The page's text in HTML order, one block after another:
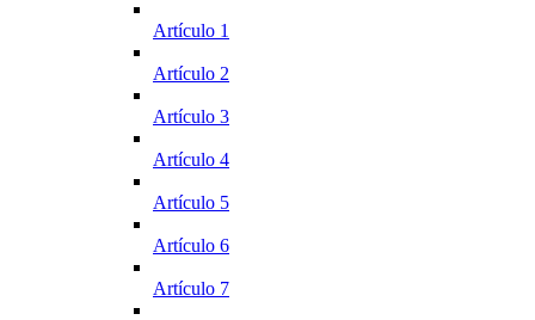
Artículo 1
Artículo 2
Artículo 3
Artículo 4
Artículo 5
Artículo 6
Artículo 7